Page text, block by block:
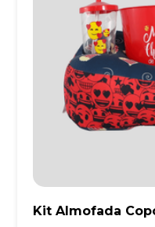
Kit Almofada